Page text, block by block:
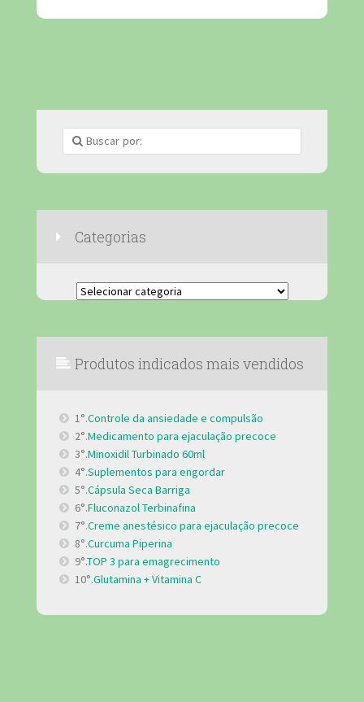
Categorias
Categorias
Produtos indicados mais vendidos
1°.Controle da ansiedade e compulsão
2°.Medicamento para ejaculação precoce
3°.Minoxidil Turbinado 60ml
4°.Suplementos para engordar
5°.Cápsula Seca Barriga
6°.Fluconazol Terbinafina
7°.Creme anestésico para ejaculação precoce
8°.Curcuma Piperina
9°.TOP 3 para emagrecimento
10°.Glutamina + Vitamina C